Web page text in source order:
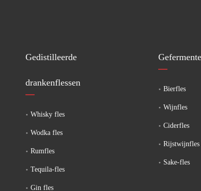
Gedistilleerde
drankenflessen
Whisky fles
Wodka fles
Rumfles
Tequila-fles
Gin fles
Bierfles
Wijnfles
Ciderfles
Rijstwijnfles
Sake-fles